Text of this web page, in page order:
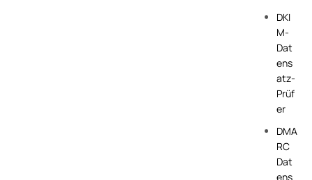
DKI
M-
Dat
ens
atz-
Prüf
er
DMA
RC
Dat
ens